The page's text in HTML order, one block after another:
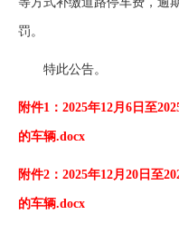
罚。
特此公告。
附件1：2025年12月6日至
的车辆.docx
附件2：2025年12月20日至
的车辆.docx